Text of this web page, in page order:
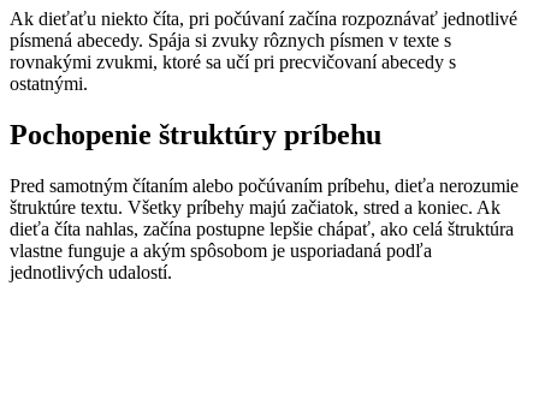
Ak dieťaťu niekto číta, pri počúvaní začína rozpoznávať jednotlivé
písmená abecedy. Spája si zvuky rôznych písmen v texte s
rovnakými zvukmi, ktoré sa učí pri precvičovaní abecedy s
ostatnými.
Pochopenie štruktúry príbehu
Pred samotným čítaním alebo počúvaním príbehu, dieťa nerozumie
štruktúre textu. Všetky príbehy majú začiatok, stred a koniec. Ak
dieťa číta nahlas, začína postupne lepšie chápať, ako celá štruktúra
vlastne funguje a akým spôsobom je usporiadaná podľa
jednotlivých udalostí.